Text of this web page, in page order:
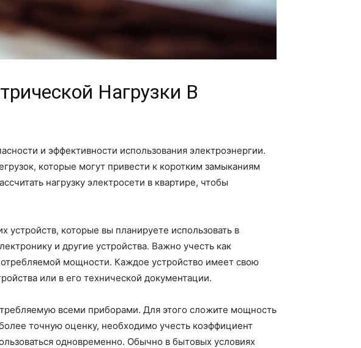
Нагрузки В
и эффективности использования электроэнергии.
которые могут привести к коротким замыканиям
нагрузку электросети в квартире, чтобы
устройств, которые вы планируете использовать в
и другие устройства. Важно учесть как
мощности. Каждое устройство имеет свою
или в его технической документации.
всеми приборами. Для этого сложите мощность
точную оценку, необходимо учесть коэффициент
одновременно. Обычно в бытовых условиях